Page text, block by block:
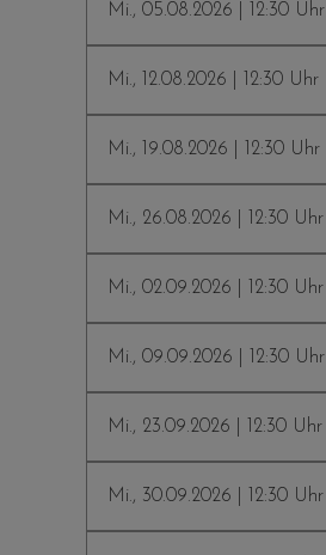
Mi., 05.08.2026 | 12:30 Uhr
Mi., 12.08.2026 | 12:30 Uhr
Mi., 19.08.2026 | 12:30 Uhr
Mi., 26.08.2026 | 12:30 Uhr
Mi., 02.09.2026 | 12:30 Uhr
Mi., 09.09.2026 | 12:30 Uhr
Mi., 23.09.2026 | 12:30 Uhr
Mi., 30.09.2026 | 12:30 Uhr